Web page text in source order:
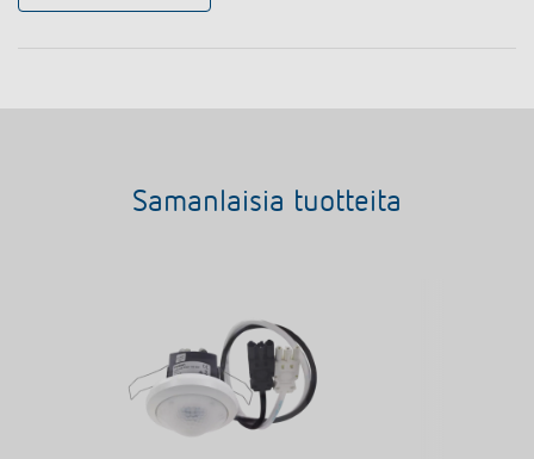
Samanlaisia tuotteita